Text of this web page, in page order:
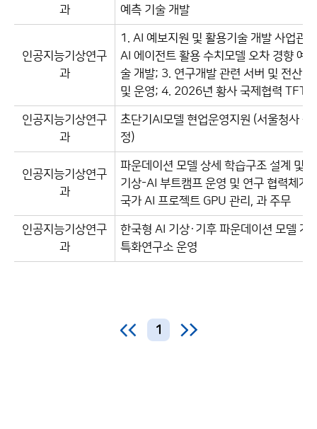
과
예측 기술 개발
인공지능기상연구
과
1. AI 예보지원 및 활용기술 개발 사업관
AI 에이전트 활용 수치모델 오차 경향 예
술 개발; 3. 연구개발 관련 서버 및 전산
및 운영; 4. 2026년 황사 국제협력 TFT
인공지능기상연구
과
초단기AI모델 현업운영지원 (서울청사 근
정)
인공지능기상연구
과
파운데이션 모델 상세 학습구조 설계 및
기상-AI 부트캠프 운영 및 연구 협력체계
국가 AI 프로젝트 GPU 관리, 과 주무
인공지능기상연구
과
한국형 AI 기상·기후 파운데이션 모델 개
특화연구소 운영
1